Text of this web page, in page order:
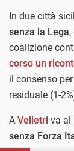
In due città
senza la Lega
coalizione
corso un
il consenso
residuale (1-
A Velletri va al
senza Forza